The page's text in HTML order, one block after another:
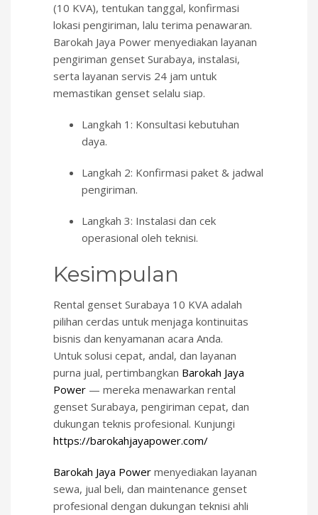
(10 KVA), tentukan tanggal, konfirmasi
lokasi pengiriman, lalu terima penawaran.
Barokah Jaya Power menyediakan layanan
pengiriman genset Surabaya, instalasi,
serta layanan servis 24 jam untuk
memastikan genset selalu siap.
Langkah 1: Konsultasi kebutuhan
daya.
Langkah 2: Konfirmasi paket & jadwal
pengiriman.
Langkah 3: Instalasi dan cek
operasional oleh teknisi.
Kesimpulan
Rental genset Surabaya 10 KVA adalah
pilihan cerdas untuk menjaga kontinuitas
bisnis dan kenyamanan acara Anda.
Untuk solusi cepat, andal, dan layanan
purna jual, pertimbangkan Barokah Jaya
Power — mereka menawarkan rental
genset Surabaya, pengiriman cepat, dan
dukungan teknis profesional. Kunjungi
https://barokahjayapower.com/
Barokah Jaya Power menyediakan layanan
sewa, jual beli, dan maintenance genset
profesional dengan dukungan teknisi ahli